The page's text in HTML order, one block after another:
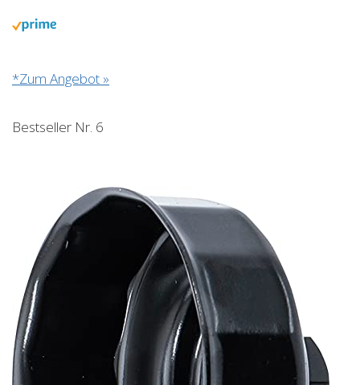
*Zum Angebot »
Bestseller Nr. 6